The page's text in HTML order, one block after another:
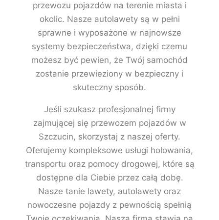
przewozu pojazdów na terenie miasta i
okolic. Nasze autolawety są w pełni
sprawne i wyposażone w najnowsze
systemy bezpieczeństwa, dzięki czemu
możesz być pewien, że Twój samochód
zostanie przewieziony w bezpieczny i
skuteczny sposób.
Jeśli szukasz profesjonalnej firmy
zajmującej się przewozem pojazdów w
Szczucin, skorzystaj z naszej oferty.
Oferujemy kompleksowe usługi holowania,
transportu oraz pomocy drogowej, które są
dostępne dla Ciebie przez całą dobę.
Nasze tanie lawety, autolawety oraz
nowoczesne pojazdy z pewnością spełnią